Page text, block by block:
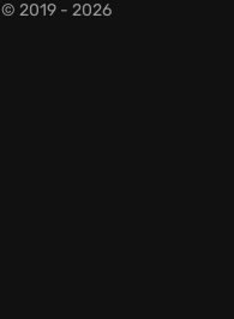
© 2019 - 2026